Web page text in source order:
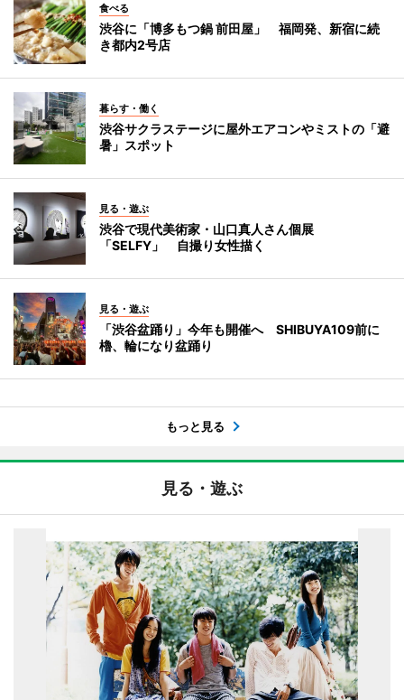
食べる
渋谷に「博多もつ鍋 前田屋」 福岡発、新宿に続
き都内2号店
暮らす・働く
渋谷サクラステージに屋外エアコンやミストの「避
暑」スポット
見る・遊ぶ
渋谷で現代美術家・山口真人さん個展
「SELFY」 自撮り女性描く
見る・遊ぶ
「渋谷盆踊り」今年も開催へ SHIBUYA109前に
櫓、輪になり盆踊り
もっと見る
見る・遊ぶ